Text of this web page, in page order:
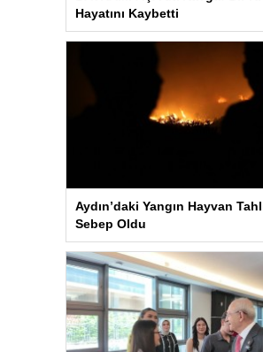
Hayatını Kaybetti
Aydın’daki Yangın Hayvan
Sebep Oldu